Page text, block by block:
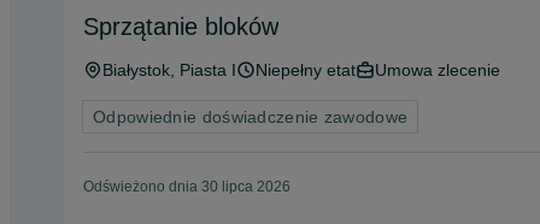
Sprzątanie bloków
Białystok , Piasta I Niepełny etat Umowa zlecenie
Odpowiednie doświadczenie zawodowe
Odświeżono dnia 30 lipca 2026